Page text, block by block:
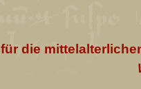
für die